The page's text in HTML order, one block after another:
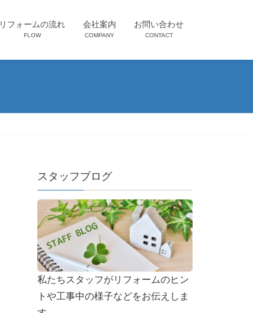
リフォームの流れ
FLOW
会社案内
COMPANY
お問い合わせ
CONTACT
スタッフブログ
私たちスタッフがリフォームのヒン
トや工事中の様子などをお伝えしま